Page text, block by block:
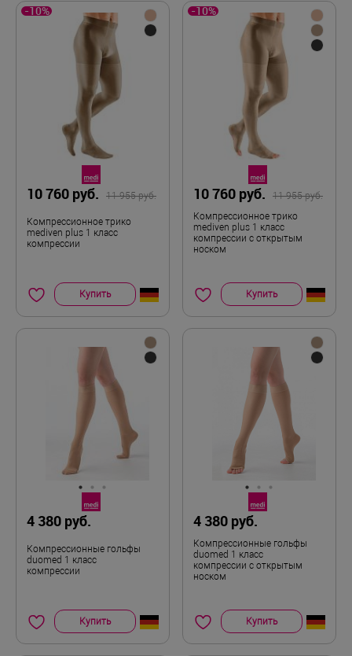
-10%
10 760 руб. 11 955 руб.
Компрессионное трико
mediven plus 1 класс
компрессии
Купить
-10%
10 760 руб.
11 955 руб.
Компрессионное трико
mediven plus 1 класс
компрессии с открытым
носком
Купить
4 380 руб.
Компрессионные гольфы
duomed 1 класс
компрессии
Купить
4 380 руб.
Компрессионные гольфы
duomed 1 класс
компрессии с открытым
носком
Купить